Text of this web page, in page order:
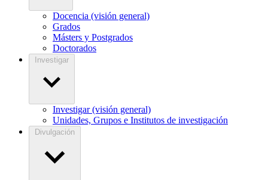
Docencia (visión general)
Grados
Másters y Postgrados
Doctorados
Investigar
Investigar (visión general)
Unidades, Grupos e Institutos de investigación
Divulgación